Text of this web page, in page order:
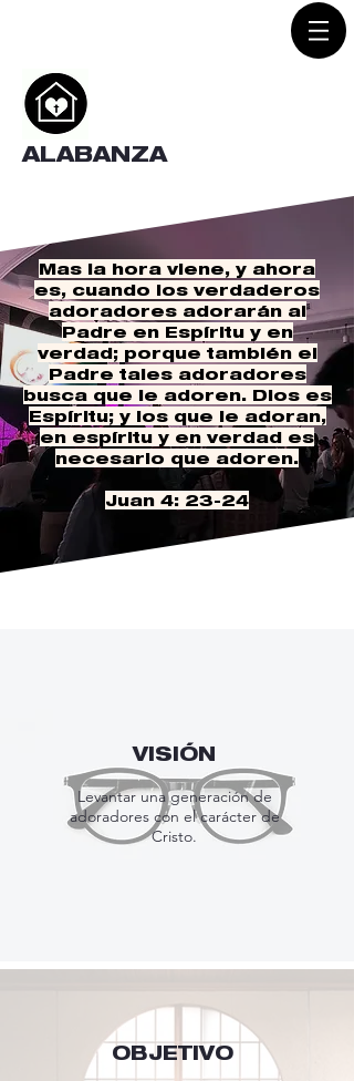
ALABANZA
Mas la hora viene, y ahora
es, cuando los verdaderos
adoradores adorarán al
Padre en Espíritu y en
verdad; porque también el
Padre tales adoradores
busca que le adoren. Dios es
Espíritu; y los que le adoran,
en espíritu y en verdad es
necesario que adoren.
Juan 4: 23-24
VISIÓN
Levantar una generación de
adoradores con el carácter de
Cristo.
OBJETIVO